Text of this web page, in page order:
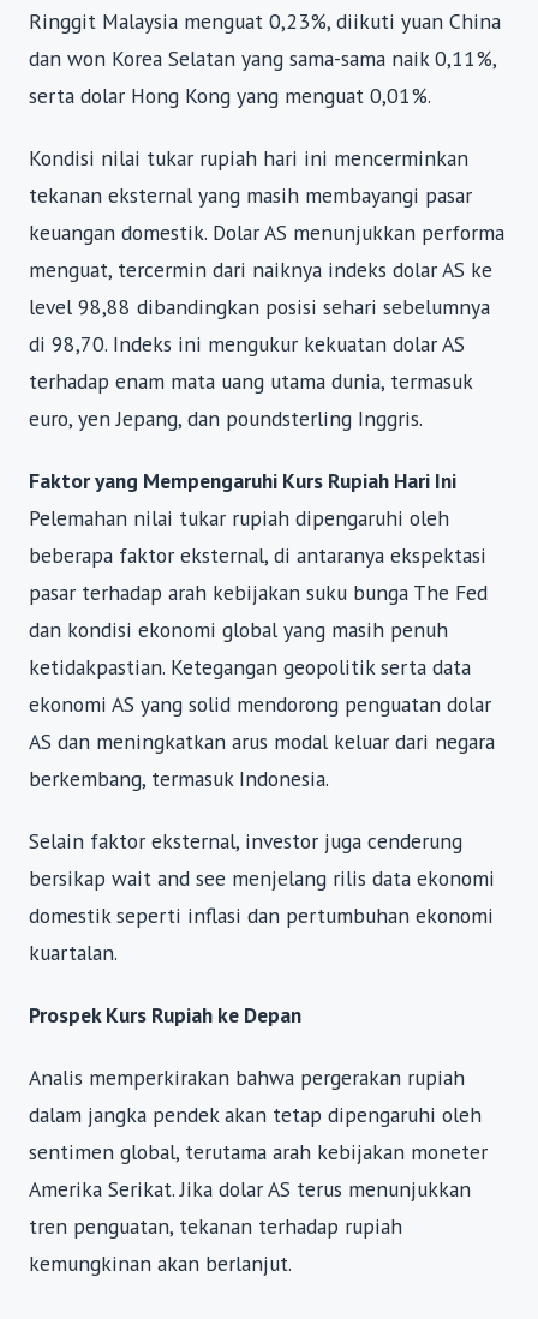
Ringgit Malaysia menguat 0,23%, diikuti yuan China
dan won Korea Selatan yang sama-sama naik 0,11%,
serta dolar Hong Kong yang menguat 0,01%.
Kondisi nilai tukar rupiah hari ini mencerminkan
tekanan eksternal yang masih membayangi pasar
keuangan domestik. Dolar AS menunjukkan performa
menguat, tercermin dari naiknya indeks dolar AS ke
level 98,88 dibandingkan posisi sehari sebelumnya
di 98,70. Indeks ini mengukur kekuatan dolar AS
terhadap enam mata uang utama dunia, termasuk
euro, yen Jepang, dan poundsterling Inggris.
Faktor yang Mempengaruhi Kurs Rupiah Hari Ini
Pelemahan nilai tukar rupiah dipengaruhi oleh
beberapa faktor eksternal, di antaranya ekspektasi
pasar terhadap arah kebijakan suku bunga The Fed
dan kondisi ekonomi global yang masih penuh
ketidakpastian. Ketegangan geopolitik serta data
ekonomi AS yang solid mendorong penguatan dolar
AS dan meningkatkan arus modal keluar dari negara
berkembang, termasuk Indonesia.
Selain faktor eksternal, investor juga cenderung
bersikap wait and see menjelang rilis data ekonomi
domestik seperti inflasi dan pertumbuhan ekonomi
kuartalan.
Prospek Kurs Rupiah ke Depan
Analis memperkirakan bahwa pergerakan rupiah
dalam jangka pendek akan tetap dipengaruhi oleh
sentimen global, terutama arah kebijakan moneter
Amerika Serikat. Jika dolar AS terus menunjukkan
tren penguatan, tekanan terhadap rupiah
kemungkinan akan berlanjut.